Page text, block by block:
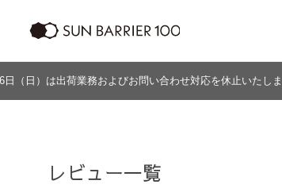
日（日）は出荷業務およびお問い合わせ対応を休止いたし
レビュー一覧